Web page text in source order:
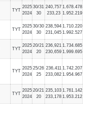
TYT
2025
2024
30/31
30
240,757
233,23
1.678.478
1.952.219
TYT
2025
2024
30/30
30
238,594
231,045
1.710.220
1.992.527
TYT
2025
2024
20/21
20
236,921
230,659
1.734.685
1.999.695
TYT
2025
2024
25/26
25
236,411
233,082
1.742.207
1.954.967
TYT
2025
2024
20/21
20
235,103
233,178
1.761.142
1.953.212